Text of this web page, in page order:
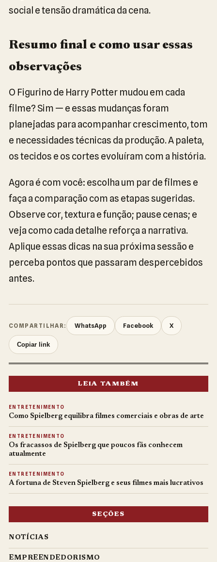
social e tensão dramática da cena.
Resumo final e como usar essas
observações
O Figurino de Harry Potter mudou em cada
filme? Sim — e essas mudanças foram
planejadas para acompanhar crescimento, tom
e necessidades técnicas da produção. A paleta,
os tecidos e os cortes evoluíram com a história.
Agora é com você: escolha um par de filmes e
faça a comparação com as etapas sugeridas.
Observe cor, textura e função; pause cenas; e
veja como cada detalhe reforça a narrativa.
Aplique essas dicas na sua próxima sessão e
perceba pontos que passaram despercebidos
antes.
COMPARTILHAR: WhatsApp Facebook X
Copiar link
LEIA TAMBÉM
ENTRETENIMENTO
Como Spielberg equilibra filmes comerciais e obras de arte
ENTRETENIMENTO
Os fracassos de Spielberg que poucos fãs conhecem
atualmente
ENTRETENIMENTO
A fortuna de Steven Spielberg e seus filmes mais lucrativos
SEÇÕES
NOTÍCIAS
EMPREENDEDORISMO